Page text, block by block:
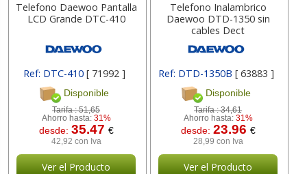
Telefono Daewoo Pantalla
LCD Grande DTC-410
Ref: DTC-410 [ 71992 ]
Disponible
Tarifa :51,65
Ahorro hasta: 31%
desde: 35.47 €
42,92 con Iva
Ver el Producto
Telefono Inalambrico
Daewoo DTD-1350 sin
cables Dect
Ref: DTD-1350B [ 63883 ]
Disponible
Tarifa :34,61
Ahorro hasta: 31%
desde: 23.96 €
28,99 con Iva
Ver el Producto